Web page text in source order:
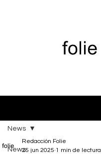
News
News
Redacción Folie
25 jun 2025 1 min de lectura